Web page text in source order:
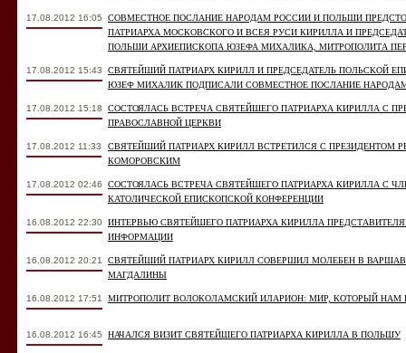
17.08.2012 16:05
СОВМЕСТНОЕ ПОСЛАНИЕ НАРОДАМ РОССИИ И ПОЛЬШИ
ПАТРИАРХА МОСКОВСКОГО И ВСЕЯ РУСИ КИРИЛЛА И
ПОЛЬШИ АРХИЕПИСКОПА ЮЗЕФА МИХАЛИКА, МИТРОПОЛИТА
17.08.2012 15:43
СВЯТЕЙШИЙ ПАТРИАРХ КИРИЛЛ И ПРЕДСЕДАТЕЛЬ ПОЛЬСКОЙ
ЮЗЕФ МИХАЛИК ПОДПИСАЛИ СОВМЕСТНОЕ ПОСЛАНИЕ
17.08.2012 15:18
СОСТОЯЛАСЬ ВСТРЕЧА СВЯТЕЙШЕГО ПАТРИАРХА КИРИЛЛА С
ПРАВОСЛАВНОЙ ЦЕРКВИ
17.08.2012 11:33
СВЯТЕЙШИЙ ПАТРИАРХ КИРИЛЛ ВСТРЕТИЛСЯ С ПРЕЗИДЕНТОМ
КОМОРОВСКИМ
17.08.2012 02:46
СОСТОЯЛАСЬ ВСТРЕЧА СВЯТЕЙШЕГО ПАТРИАРХА КИРИЛЛА С
КАТОЛИЧЕСКОЙ ЕПИСКОПСКОЙ КОНФЕРЕНЦИИ
16.08.2012 22:30 ИНТЕРВЬЮ СВЯТЕЙШЕГО ПАТРИАРХА КИРИЛЛА
ИНФОРМАЦИИ
16.08.2012 20:21
СВЯТЕЙШИЙ ПАТРИАРХ КИРИЛЛ СОВЕРШИЛ МОЛЕБЕН В
МАГДАЛИНЫ
16.08.2012 17:51 МИТРОПОЛИТ ВОЛОКОЛАМСКИЙ ИЛАРИОН: МИР, КОТОРЫЙ НАМ
16.08.2012 16:45 НАЧАЛСЯ ВИЗИТ СВЯТЕЙШЕГО ПАТРИАРХА КИРИЛЛА В ПОЛЬШУ